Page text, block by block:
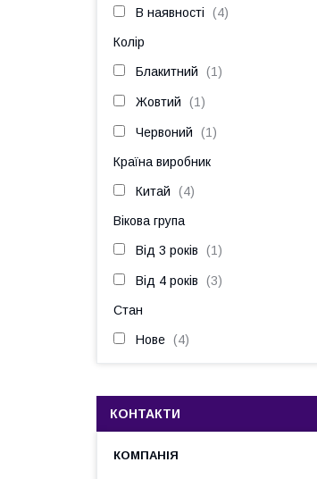
В наявності 4
Колір
Блакитний 1
Жовтий 1
Червоний 1
Країна виробник
Китай 4
Вікова група
Від 3 років 1
Від 4 років 3
Стан
Нове 4
КОНТАКТИ